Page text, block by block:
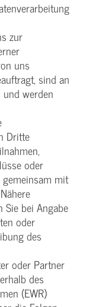
zur
uns
sind an
werden
Dritte
oder
mit
Sie bei Angabe
oder
des
oder Partner
des
(EWR)